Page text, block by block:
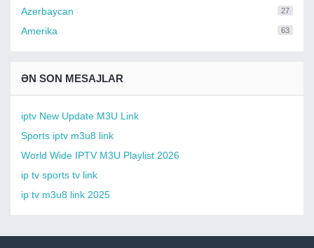
Azerbaycan 27
Amerika 63
ƏN SON MESAJLAR
iptv New Update M3U Link
Sports iptv m3u8 link
World Wide IPTV M3U Playlist 2026
ip tv sports tv link
ip tv m3u8 link 2025